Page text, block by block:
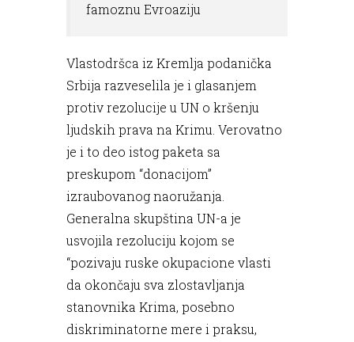
famoznu Evroaziju
Vlastodršca iz Kremlja podanička
Srbija razveselila je i glasanjem
protiv rezolucije u UN o kršenju
ljudskih prava na Krimu. Verovatno
je i to deo istog paketa sa
preskupom “donacijom”
izraubovanog naoružanja.
Generalna skupština UN-a je
usvojila rezoluciju kojom se
“pozivaju ruske okupacione vlasti
da okončaju sva zlostavljanja
stanovnika Krima, posebno
diskriminatorne mere i praksu,